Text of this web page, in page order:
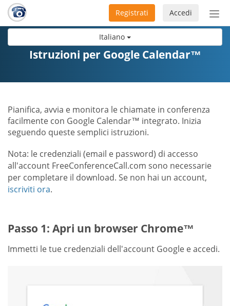
Italiano
Accedi
Registrati
Istruzioni per Google Calendar™
Pianifica, avvia e monitora le chiamate in conferenza
facilmente con Google Calendar™ integrato. Inizia
seguendo queste semplici istruzioni.
Nota: le credenziali (email e password) di accesso
all'account FreeConferenceCall.com sono necessarie
per completare il download. Se non hai un account,
iscriviti ora.
Passo 1: Apri un browser Chrome™
Immetti le tue credenziali dell'account Google e accedi.